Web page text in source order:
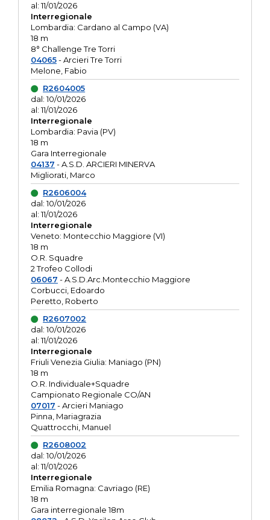
al: 11/01/2026
Interregionale
Lombardia: Cardano al Campo (VA)
18 m
8° Challenge Tre Torri
04065- Arcieri Tre Torri
Melone, Fabio
R2604005
dal: 10/01/2026
al: 11/01/2026
Interregionale
Lombardia: Pavia (PV)
18 m
Gara Interregionale
04137 - A.S.D. ARCIERI MINERVA
Migliorati, Marco
R2606004
dal: 10/01/2026
al: 11/01/2026
Interregionale
Veneto: Montecchio Maggiore (VI)
18 m
O.R. Squadre
2 Trofeo Collodi
06067 - A.S.D.Arc.Montecchio Maggiore
Corbucci, Edoardo
Peretto, Roberto
R2607002
dal: 10/01/2026
al: 11/01/2026
Interregionale
Friuli Venezia Giulia: Maniago (PN)
18 m
O.R. Individuale+Squadre
Campionato Regionale CO/AN
07017 - Arcieri Maniago
Pinna, Mariagrazia
Quattrocchi, Manuel
R2608002
dal: 10/01/2026
al: 11/01/2026
Interregionale
Emilia Romagna: Cavriago (RE)
18 m
Gara interregionale 18m